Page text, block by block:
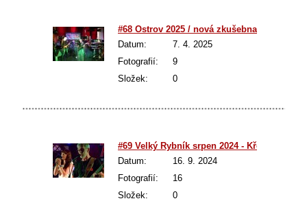
#68 Ostrov 2025 / nová zkušebna
Datum:
7. 4. 2025
Fotografií:
9
Složek:
0
#69 Velký Rybník srpen 2024 - Křest CD
Datum:
16. 9. 2024
Fotografií:
16
Složek:
0